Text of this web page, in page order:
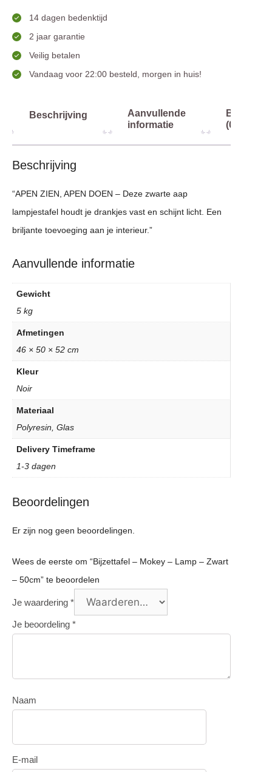
14 dagen bedenktijd
2 jaar garantie
Veilig betalen
Vandaag voor 22:00 besteld, morgen in huis!
Beschrijving
Aanvullende
informatie
(0)
Beschrijving
“APEN ZIEN, APEN DOEN – Deze zwarte aap
lampjestafel houdt je drankjes vast en schijnt licht. Een
briljante toevoeging aan je interieur.”
Aanvullende informatie
Gewicht
5 kg
Afmetingen
46 × 50 × 52 cm
Kleur
Noir
Materiaal
Polyresin, Glas
Delivery Timeframe
1-3 dagen
Beoordelingen
Er zijn nog geen beoordelingen.
Wees de eerste om “Bijzettafel – Mokey – Lamp – Zwart
– 50cm” te beoordelen
Je waardering *
Je beoordeling *
Naam
E-mail